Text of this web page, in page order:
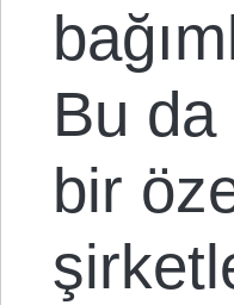
Bu
bir